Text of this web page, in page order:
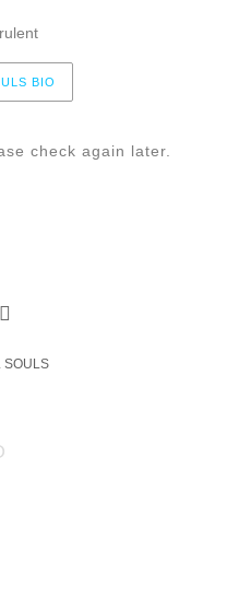
BIO
check again later.
SOULS